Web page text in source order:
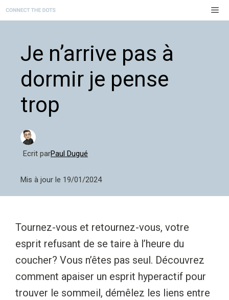
Aller
au
Je n’arrive pas à
dormir je pense
trop
Ecrit parPaul Dugué
Mis à jour le 19/01/2024
Tournez-vous et retournez-vous, votre
esprit refusant de se taire à l’heure du
coucher? Vous n’êtes pas seul. Découvrez
comment apaiser un esprit hyperactif pour
trouver le sommeil, démêlez les liens entre